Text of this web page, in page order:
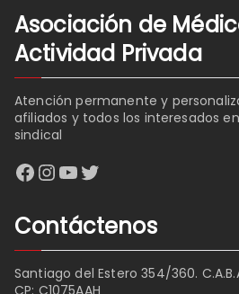
Asociación de
Actividad Privada
Atención permanente y
afiliados y todos los interesados
sindical
Facebook
Instagram
YouTube
Twitter
Contáctenos
Santiago del Estero 354/360.
CP: C1075AAH